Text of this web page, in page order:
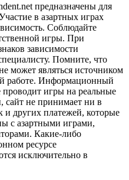
предназначены для
в азартных играх
Соблюдайте
игры. При
зависимости
Помните, что
может являться источником
работе. Информационный
проводит игры на реальные
сайт не принимает ни в
и других платежей, которые
с азартными играми,
Какие-либо
ресурсе
исключительно в